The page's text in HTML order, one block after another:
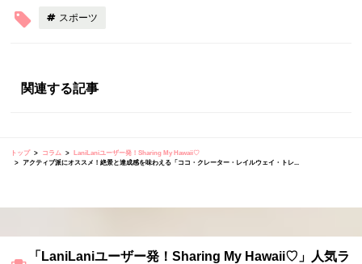
スポーツ
関連する記事
トップ コラム
LaniLaniユーザー発！Sharing My Hawaii♡
アクティブ派にオススメ！絶景と達成感を味わえる「ココ・クレーター・レイルウェイ・トレ...
「LaniLaniユーザー発！Sharing My Hawaii♡」人気ラ